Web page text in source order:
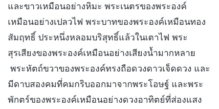
และขาวเหมือนอย่างหิมะ พระเนตรของพระองค์
เหมือนอย่างเปลวไฟ พระบาทของพระองค์เหมือนทอง
สัมฤทธิ์ ประหนึ่งหลอมบริสุทธิ์แล้วในเตาไฟ พระ
สุรเสียงของพระองค์เหมือนอย่างเสียงน้ำมากหลาย
พระหัตถ์ขวาของพระองค์ทรงถือดวงดาวเจ็ดดวง และ
มีดาบสองคมที่คมกริบออกมาจากพระโอษฐ์ และพระ
พักตร์ของพระองค์เหมือนอย่างดวงอาทิตย์ที่ส่องแสง